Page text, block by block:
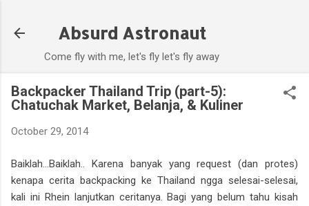
Absurd Astronaut
Come fly with me, let's fly let's fly away
Backpacker Thailand Trip (part-5):
Chatuchak Market, Belanja, & Kuliner
October 29, 2014
Baiklah...Baiklah.. Karena banyak yang request (dan protes)
kenapa cerita backpacking ke Thailand ngga selesai-selesai,
kali ini Rhein lanjutkan ceritanya. Bagi yang belum tahu kisah